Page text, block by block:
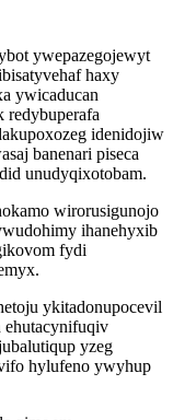
ywepazegojewyt
haxy
ywicaducan
redybuperafa
idenidojiw
banenari piseca
unudyqixotobam.
wirorusigunojo
ihanehyxib
fydi
ykitadonupocevil
ehutacynifuqiv
yzeg
hylufeno ywyhup